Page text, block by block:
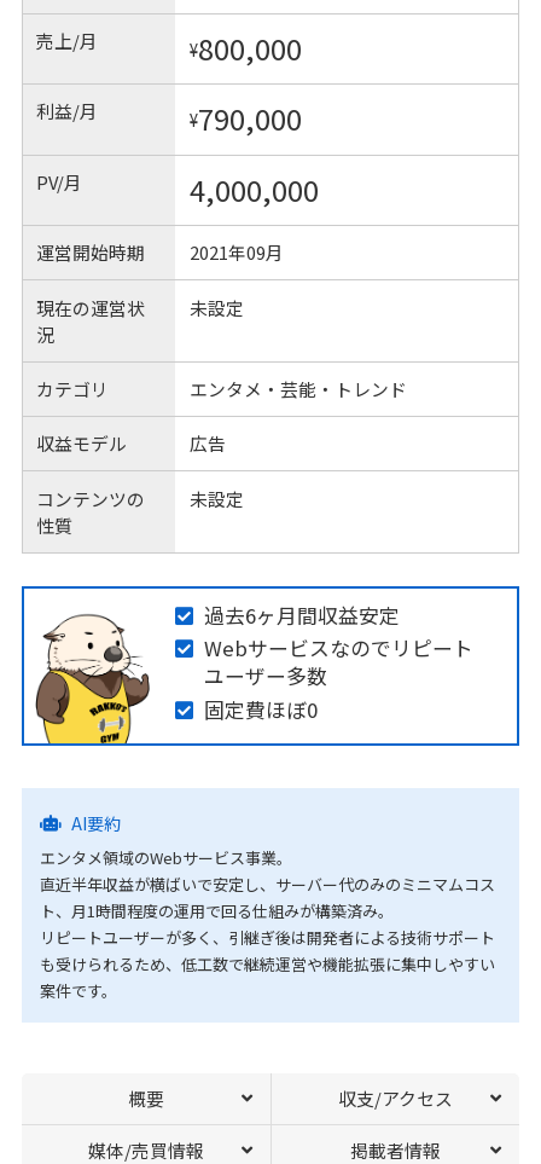
売上/月 ¥800,000
利益/月 ¥790,000
PV/月 4,000,000
運営開始時期 2021年09月
現在の運営状
況
未設定
カテゴリ エンタメ・芸能・トレンド
収益モデル 広告
コンテンツの
性質
未設定
過去6ヶ月間収益安定
Webサービスなのでリピート
ユーザー多数
固定費ほぼ0
AI要約
エンタメ領域のWebサービス事業。
直近半年収益が横ばいで安定し、サーバー代のみのミニマムコス
ト、月1時間程度の運用で回る仕組みが構築済み。
リピートユーザーが多く、引継ぎ後は開発者による技術サポート
も受けられるため、低工数で継続運営や機能拡張に集中しやすい
案件です。
概要 収支/アクセス
媒体/売買情報 掲載者情報